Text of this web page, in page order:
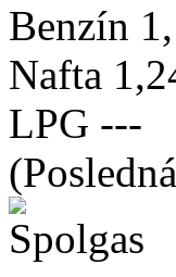
Benzín
Nafta
LPG ---